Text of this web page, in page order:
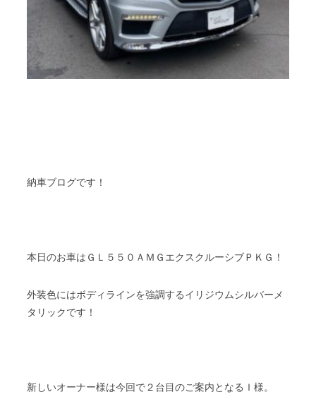
納車ブログです！
本日のお車はＧＬ５５０ＡＭＧエクスクルーシブＰＫＧ！
外装色にはボディラインを強調するイリジウムシルバーメ
タリックです！
新しいオーナー様は今回で２台目のご案内となるＩ様。